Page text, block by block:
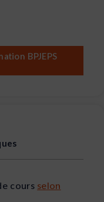
BPJEPS
cours selon